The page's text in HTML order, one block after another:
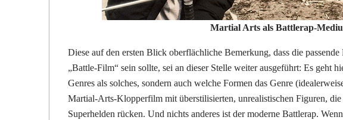
Martial Arts als Battlerap-
Diese auf den ersten Blick oberflächliche Bemerkung, dass die
„Battle-Film“ sein sollte, sei an dieser Stelle weiter ausgeführt: Es geht
Genres als solches, sondern auch welche Formen das Genre
Martial-Arts-Klopperfilm mit überstilisierten, unrealistischen Figuren,
Superhelden rücken. Und nichts anderes ist der moderne Battlerap.